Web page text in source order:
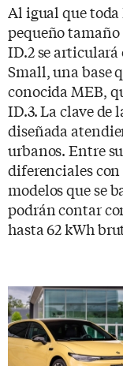
Al igual que toda
pequeño
ID.2 se
Small, una base
conocida MEB,
ID.3. La clave de
diseñada
urbanos. Entre
diferenciales con
modelos que se
podrán contar
hasta 62 kWh